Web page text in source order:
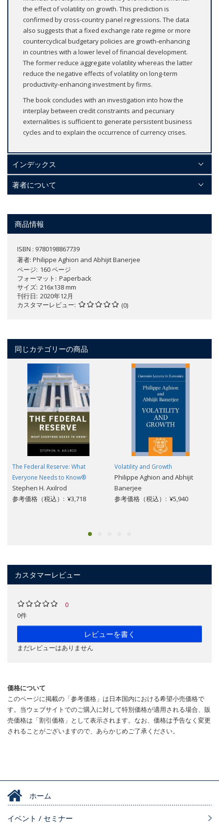
the effect of volatility on growth. This prediction is
confirmed by cross-country panel regressions. The data
also suggests that a fixed exchange rate regime or more
countercyclical budgetary policies are growth-enhancing
in countries with a lower level of financial development.
The former reduce aggregate volatility whereas the latter
reduce the negative effects of volatility on long-term
productivity-enhancing investment by firms.
The book concludes with an investigation into how the
interplay between credit constraints and pecuniary
externalities is sufficient to generate persistent business
cycles and to explain the occurrence of currency crises.
インデックス
著者について
商品情報
ISBN : 9780198867739
著者: Philippe Aghion and Abhijit Banerjee
ページ 160 ページ
フォーマット
Paperback
サイズ 216x138 mm
刊行日 2020年12月
カスタマーレビュー
(0)
同じカテゴリーの商品
The Federal Reserve: What
Everyone Needs to Know®
Stephen H. Axilrod
参考価格（税込）: ¥3,718
Volatility and Growth
Philippe Aghion and Abhijit
Banerjee
参考価格（税込）: ¥5,940
カスタマーレビュー
0
0件
レビューを書く
まだレビューはありません
価格について
このページに掲載の「参考価格」は日本国内における希望小売価格で
す。当ウェブサイトでのご購入に対して特別価格が適用される場合、販
売価格は「割引価格」として表示されます。なお、価格は予告なく変更
されることがございますので、あらかじめご了承ください。
ホーム
イベント / セミナー